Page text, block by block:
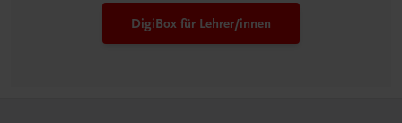
DigiBox für Lehrer/innen